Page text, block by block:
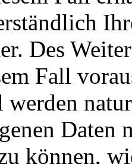
Des
Fall
können,